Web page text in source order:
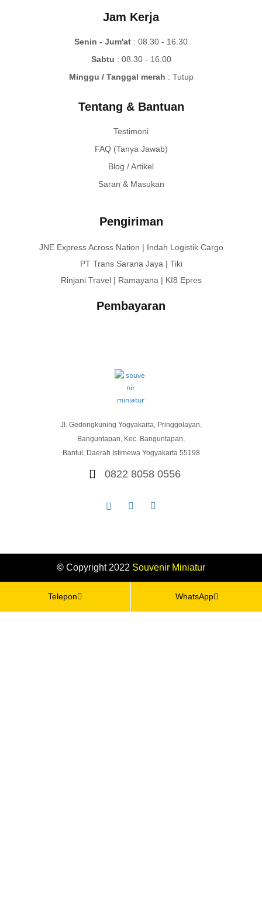
Jam Kerja
Senin - Jum'at : 08.30 - 16.30
Sabtu : 08.30 - 16.00
Minggu / Tanggal merah : Tutup
Tentang & Bantuan
Testimoni
FAQ (Tanya Jawab)
Blog / Artikel
Saran & Masukan
Pengiriman
JNE Express Across Nation | Indah Logistik Cargo
PT Trans Sarana Jaya | Tiki
Rinjani Travel | Ramayana | KI8 Epres
Pembayaran
Jl. Gedongkuning Yogyakarta, Pringgolayan,
Banguntapan, Kec. Banguntapan,
Bantul, Daerah Istimewa Yogyakarta 55198
0822 8058 0556
© Copyright 2022 Souvenir Miniatur
Telepon WhatsApp